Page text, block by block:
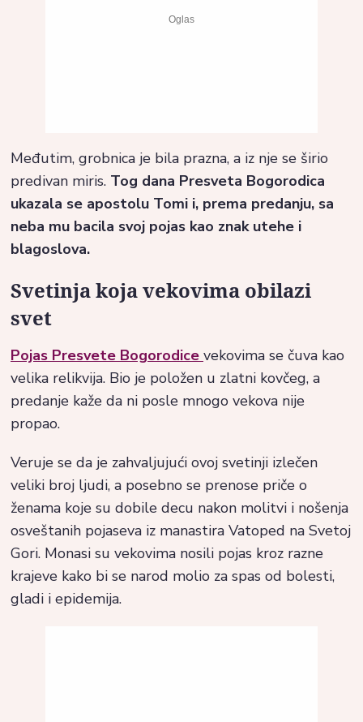
Međutim, grobnica je bila prazna, a iz nje se širio
predivan miris. Tog dana Presveta Bogorodica
ukazala se apostolu Tomi i, prema predanju, sa
neba mu bacila svoj pojas kao znak utehe i
blagoslova.
Svetinja koja vekovima obilazi
svet
Pojas Presvete Bogorodice vekovima se čuva kao
velika relikvija. Bio je položen u zlatni kovčeg, a
predanje kaže da ni posle mnogo vekova nije
propao.
Veruje se da je zahvaljujući ovoj svetinji izlečen
veliki broj ljudi, a posebno se prenose priče o
ženama koje su dobile decu nakon molitvi i nošenja
osveštanih pojaseva iz manastira Vatoped na Svetoj
Gori. Monasi su vekovima nosili pojas kroz razne
krajeve kako bi se narod molio za spas od bolesti,
gladi i epidemija.